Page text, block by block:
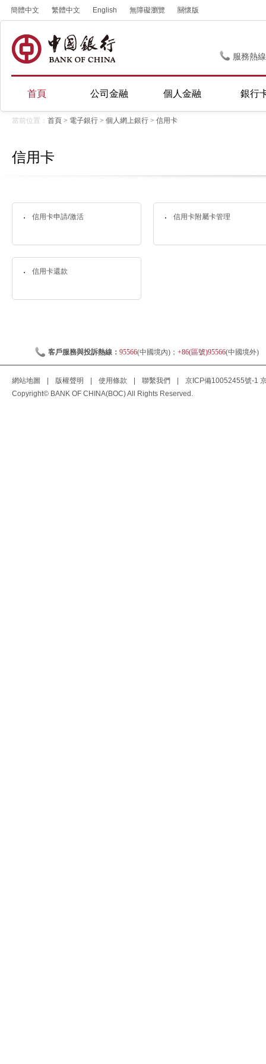
簡體中文 繁體中文 English 無障礙瀏覽 關懷版
服務熱
首頁 公司金融 個人金融 銀行
當前位置： 首頁 > 電子銀行 > 個人網上銀行 > 信用卡
信用卡
信用卡申請/激活 信用卡附屬卡管理
信用卡還款
客戶服務與投訴熱線： 95566(中國境內)； +86(區號)95566(中國境外)
網站地圖 版權聲明 使用條款 聯繫我們 京ICP備10052455號-1
Copyright© BANK OF CHINA(BOC) All Rights Reserved.